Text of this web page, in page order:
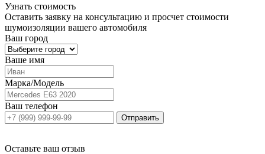
Узнать стоимость
Оставить заявку на консультацию и просчет стоимости
шумоизоляции вашего автомобиля
Ваш город
Ваше имя
Марка/Модель
Ваш телефон
Отправить
Оставьте ваш отзыв